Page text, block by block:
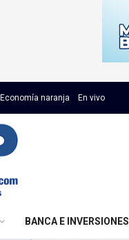
Economía naranja En vivo
BANCA E INVERSIONES